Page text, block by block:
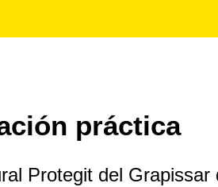
práctica
Protegit del Grapissar